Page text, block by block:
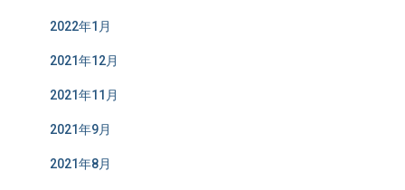
2022年1月
2021年12月
2021年11月
2021年9月
2021年8月